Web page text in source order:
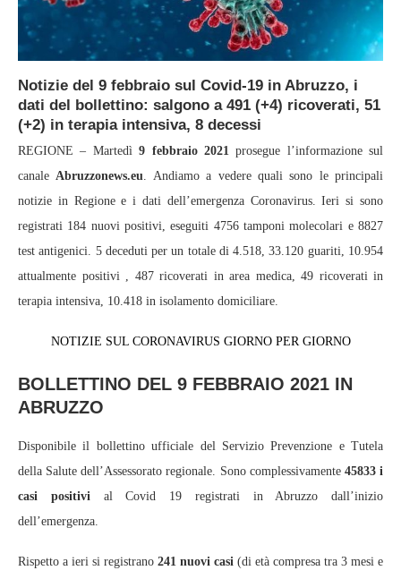
Notizie del 9 febbraio sul Covid-19 in Abruzzo, i
dati del bollettino: salgono a 491 (+4) ricoverati, 51
(+2) in terapia intensiva, 8 decessi
REGIONE – Martedì9 febbraio 2021prosegue l’informazione sul
canaleAbruzzonews.eu. Andiamo a vedere quali sono le principali
notizie in Regione e i dati dell’emergenza Coronavirus. Ieri si sono
registrati 184 nuovi positivi, eseguiti 4756 tamponi molecolari e 8827
test antigenici. 5 deceduti per un totale di 4.518, 33.120 guariti, 10.954
attualmente positivi , 487 ricoverati in area medica, 49 ricoverati in
terapia intensiva, 10.418 in isolamento domiciliare.
NOTIZIE SUL CORONAVIRUS GIORNO PER GIORNO
BOLLETTINO DEL 9 FEBBRAIO 2021 IN
ABRUZZO
Disponibile il bollettino ufficiale del Servizio Prevenzione e Tutela
della Salute dell’Assessorato regionale. Sono complessivamente 45833 i
casi positivial Covid 19 registrati in Abruzzo dall’inizio
dell’emergenza.
Rispetto a ieri si registrano 241 nuovi casi (di età compresa tra 3 mesi e